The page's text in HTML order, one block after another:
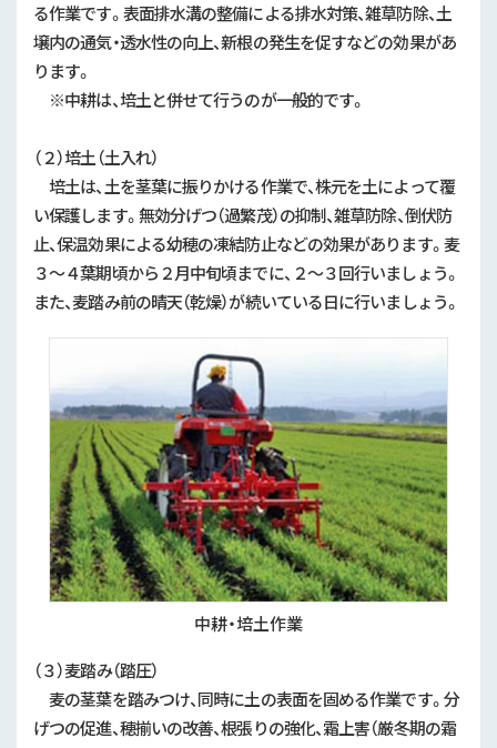
る作業です。表面排水溝の整備による排水対策、雑草防除、土
壌内の通気・透水性の向上、新根の発生を促すなどの効果があ
ります。
※中耕は、培土と併せて行うのが一般的です。
（２）培土（土入れ）
培土は、土を茎葉に振りかける作業で、株元を土によって覆
い保護します。無効分げつ（過繁茂）の抑制、雑草防除、倒伏防
止、保温効果による幼穂の凍結防止などの効果があります。麦
３～４葉期頃から２月中旬頃までに、２～３回行いましょう。
また、麦踏み前の晴天（乾燥）が続いている日に行いましょう。
中耕・培土作業
（３）麦踏み（踏圧）
麦の茎葉を踏みつけ、同時に土の表面を固める作業です。分
げつの促進、穂揃いの改善、根張りの強化、霜上害（厳冬期の霜